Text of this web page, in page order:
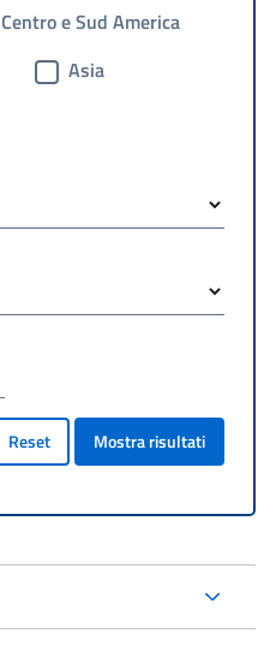
Centro e Sud America
Asia
Reset Mostra risultati